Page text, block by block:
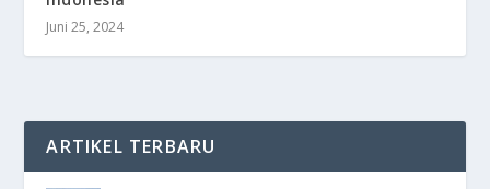
Juni 25, 2024
ARTIKEL TERBARU